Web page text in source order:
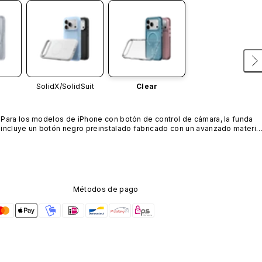
SolidX/SolidSuit Clear
Para los modelos de iPhone con botón de control de cámara, la funda
incluye un botón negro preinstalado fabricado con un avanzado material
Métodos de pago